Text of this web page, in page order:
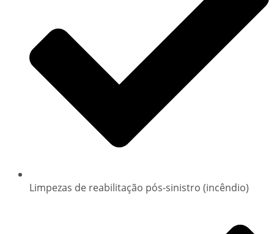
Limpezas de reabilitação pós-sinistro (incêndio)